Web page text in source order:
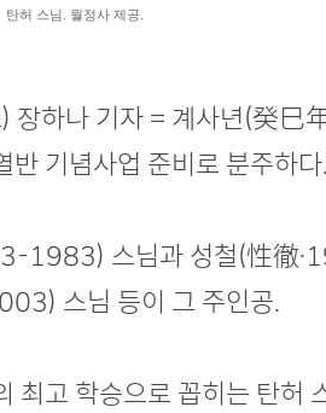
탄허 스님. 월정사 제공.
장하나 기자 = 계사년(癸巳
반 기념사업 준비로 분주하
1983) 스님과 성철(性徹
스님 등이 그 주인공.
최고 학승으로 꼽히는 탄허